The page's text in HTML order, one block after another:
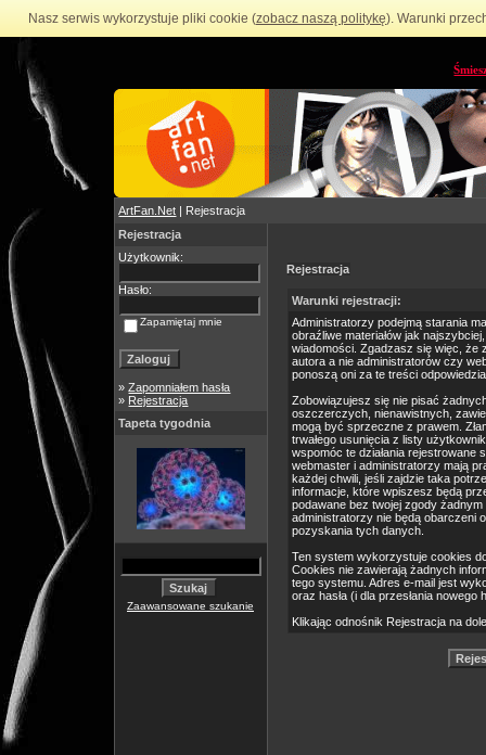
Nasz serwis wykorzystuje pliki cookie (zobacz naszą politykę). Warunki
ArtFan.Net | Rejestracja
Rejestracja
Użytkownik:
Hasło:
Zapamiętaj mnie
»Zapomniałem hasła
» Rejestracja
Tapeta tygodnia
Zaawansowane szukanie
Rejestracja
Warunki rejestracji:
Administratorzy podejmą starania
obraźliwe materiałów jak
wiadomości. Zgadzasz się więc, że
autora a nie administratorów czy
ponoszą oni za te treści
Zobowiązujesz się nie pisać
oszczerczych, nienawistnych,
mogą być sprzeczne z prawem.
trwałego usunięcia z listy
wspomóc te działania
webmaster i administratorzy mają
każdej chwili, jeśli zajdzie taka
informacje, które wpiszesz będą
podawane bez twojej zgody
administratorzy nie będą obarczeni
pozyskania tych danych.
Ten system wykorzystuje cookies
Cookies nie zawierają żadnych
tego systemu. Adres e-mail jest
oraz hasła (i dla przesłania nowego
Klikając odnośnik Rejestracja na